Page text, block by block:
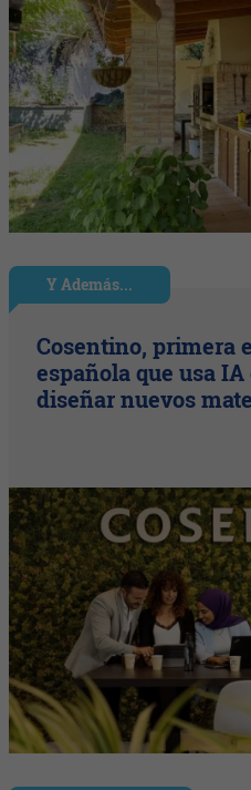
Y Además...
Cosentino, primera
española que usa
diseñar nuevos